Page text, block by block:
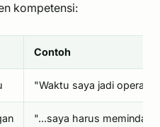
kompetensi:
Contoh
"Waktu saya jadi
"...saya harus